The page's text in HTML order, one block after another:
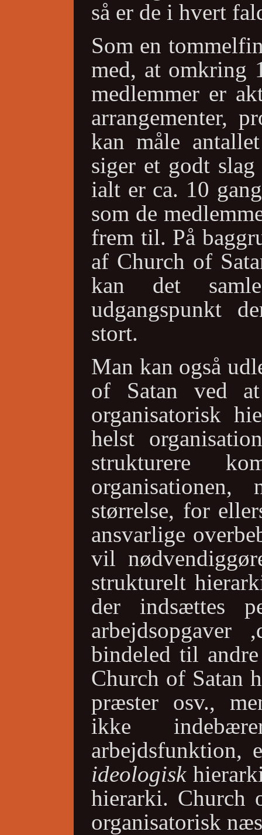
så er de i hvert
Som en
med, at omkring
medlemmer er
arrangementer,
kan måle
siger et godt
ialt er ca. 10
som de
frem til. På
af Church of
kan det
udgangspunkt
stort.
Man kan også
of Satan ved
organisatorisk
helst
strukturere
størrelse, for
ansvarlige
vil
strukturelt
der indsættes
bindeled til
Church of Satan
præster osv.,
ikke
arbejdsfunktion,
ideologisk
hierarki. Church
organisatorisk